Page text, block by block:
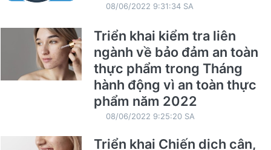
08/06/2022 9:31:34 SA
Triển khai kiểm tra liên
ngành về bảo đảm an toàn
thực phẩm trong Tháng
hành động vì an toàn thực
phẩm năm 2022
08/06/2022 9:25:20 SA
Triển khai Chiến dịch cân,